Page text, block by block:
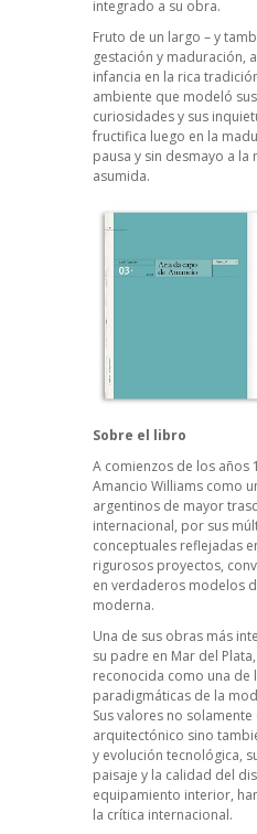
integrado a su obra.
Fruto de un largo – y
gestación y maduración,
infancia en la rica
ambiente que modeló
curiosidades y sus
fructifica luego en la
pausa y sin desmayo a la
asumida.
Sobre el libro
A comienzos de los años
Amancio Williams como
argentinos de mayor
internacional, por sus
conceptuales reflejadas
rigurosos proyectos,
en verdaderos modelos
moderna.
Una de sus obras más
su padre en Mar del
reconocida como una de
paradigmáticas de la
Sus valores no
arquitectónico sino
y evolución tecnológica,
paisaje y la calidad del
equipamiento interior,
la crítica internacional.